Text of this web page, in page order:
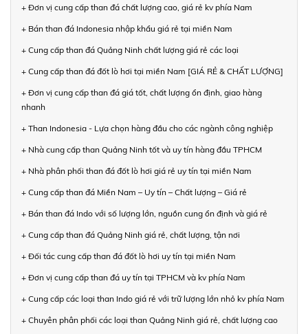
+ Đơn vị cung cấp than đá chất lượng cao, giá rẻ kv phía Nam
+ Bán than đá Indonesia nhập khẩu giá rẻ tại miền Nam
+ Cung cấp than đá Quảng Ninh chất lượng giá rẻ các loại
+ Cung cấp than đá đốt lò hơi tại miền Nam [GIÁ RẺ & CHẤT LƯỢNG]
+ Đơn vị cung cấp than đá giá tốt, chất lượng ổn định, giao hàng
nhanh
+ Than Indonesia - Lựa chọn hàng đầu cho các ngành công nghiệp
+ Nhà cung cấp than Quảng Ninh tốt và uy tín hàng đầu TPHCM
+ Nhà phân phối than đá đốt lò hơi giá rẻ uy tín tại miền Nam
+ Cung cấp than đá Miền Nam – Uy tín – Chất lượng – Giá rẻ
+ Bán than đá Indo với số lượng lớn, nguồn cung ổn định và giá rẻ
+ Cung cấp than đá Quảng Ninh giá rẻ, chất lượng, tận nơi
+ Đối tác cung cấp than đá đốt lò hơi uy tín tại miền Nam
+ Đơn vị cung cấp than đá uy tín tại TPHCM và kv phía Nam
+ Cung cấp các loại than Indo giá rẻ với trữ lượng lớn nhỏ kv phía Nam
+ Chuyên phân phối các loại than Quảng Ninh giá rẻ, chất lượng cao